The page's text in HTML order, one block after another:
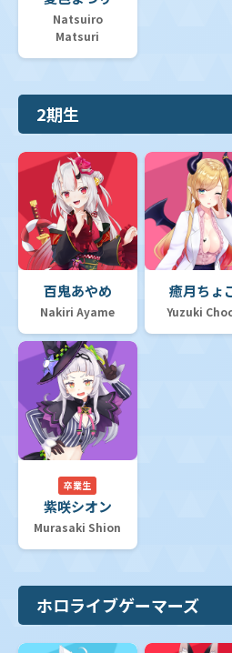
Natsuiro
Matsuri
2期生
百鬼あやめ
Nakiri Ayame
癒月ちょ
Yuzuki
卒業生
紫咲シオン
Murasaki Shion
ホロライブゲーマーズ